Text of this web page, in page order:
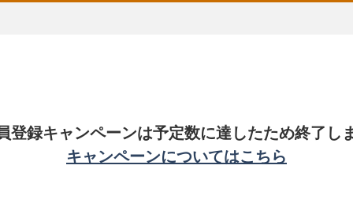
登録キャンペーンは予定数に達したため終了し
キャンペーンについてはこちら